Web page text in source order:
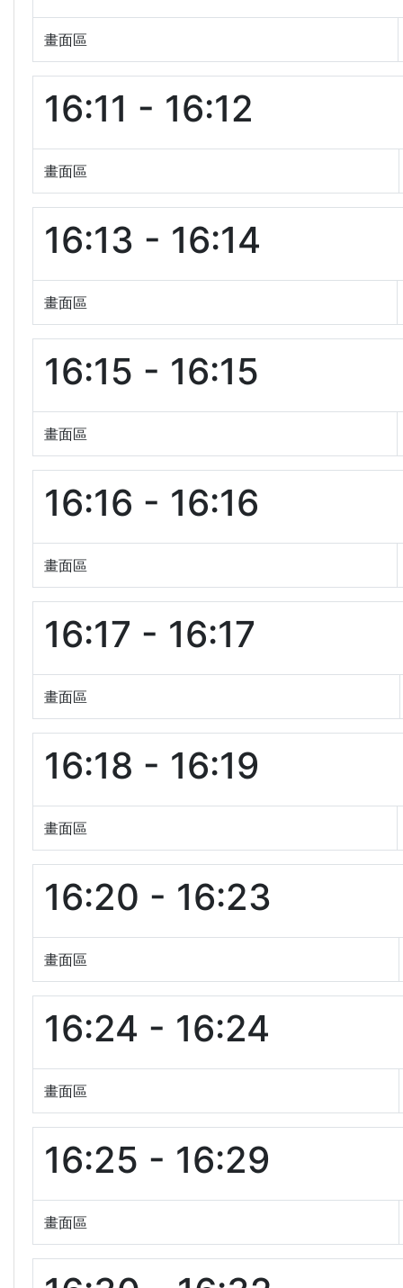
畫面區
16:11 - 16:12
畫面區
16:13 - 16:14
畫面區
16:15 - 16:15
畫面區
16:16 - 16:16
畫面區
16:17 - 16:17
畫面區
16:18 - 16:19
畫面區
16:20 - 16:23
畫面區
16:24 - 16:24
畫面區
16:25 - 16:29
畫面區